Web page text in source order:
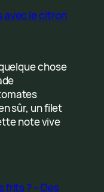
avec le citron
chose
sûr, un filet
note vive
frits ? – Des